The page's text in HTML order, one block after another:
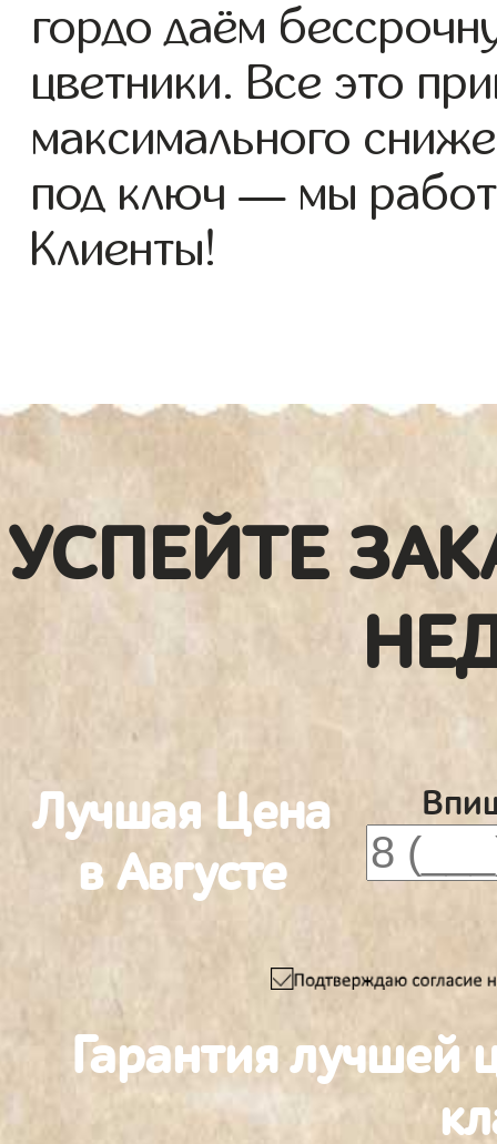
гордо даём
цветники. Все это
максимального
под ключ — мы
Клиенты!
УСПЕЙТЕ
Лучшая Цена
в Августе
Гарантия лучшей